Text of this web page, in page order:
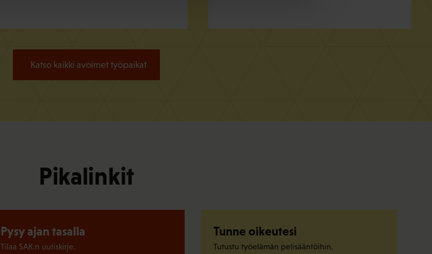
Katso kaikki avoimet työpaikat
Pikalinkit
Pysy ajan tasalla
Tilaa SAK:n uutiskirje.
Tunne oikeutesi
Tutustu työelämän pelisääntöihin.